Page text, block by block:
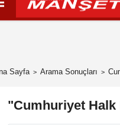
İletişim Çerez
Sayfa Arama Sonuçları
"Cumhuriyet Halk